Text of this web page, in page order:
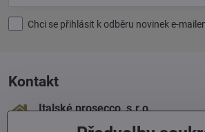
Chci se přihlásit k odběru novinek e-
Kontakt
Italské prosecco, s​.r​.o​.